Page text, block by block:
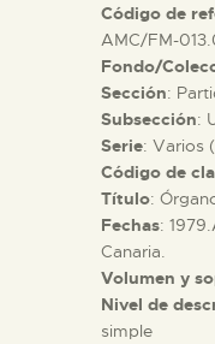
█
EL
Código de
AMC/FM-
Fondo/
Sección:
Subsección:
Serie: Varios
Código de
Título:
Fechas:
Canaria.
Volumen y
Nivel de
simple